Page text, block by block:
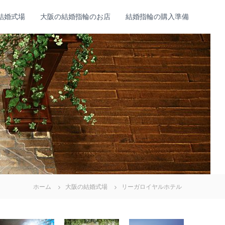
婚式場 大阪の結婚指輪のお店 結婚指輪の購入準備
ホーム 大阪の結婚式場 リーガロイヤルホテル